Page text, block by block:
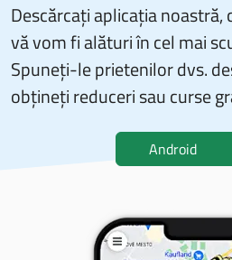
Descărcați aplicația noastră,
vă vom fi alături în cel mai
Spuneți-le prietenilor dvs.
obțineți reduceri sau curse
Android